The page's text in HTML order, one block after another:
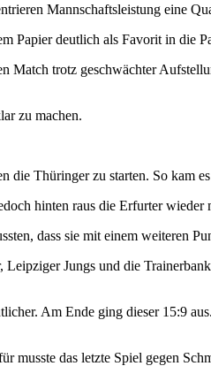
Mannschaftsleistung eine
Papier deutlich als Favorit in die
Match trotz geschwächter
zu machen.
Thüringer zu starten. So kam
hinten raus die Erfurter
dass sie mit einem weiteren
Jungs und die
Am Ende ging dieser 15:9
das letzte Spiel gegen